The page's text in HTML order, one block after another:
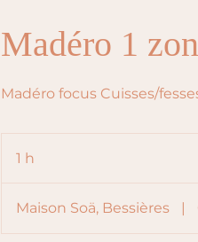
Madéro 1
Madéro focus Cuisses/
1 h
Maison Soä, Bessières |